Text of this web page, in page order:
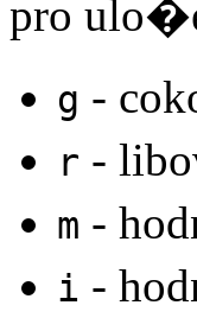
pro
g -
r -
m -
i -